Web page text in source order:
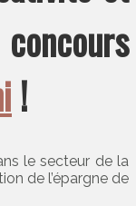
!
le secteur de la
de l’épargne de